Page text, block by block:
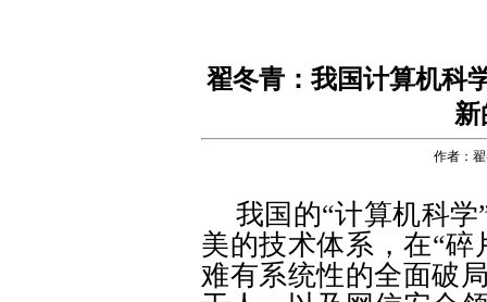
翟冬青：我国计算机科
新
作者：
我国的“计算机科
美的技术体系，在“
难有系统性的全面破